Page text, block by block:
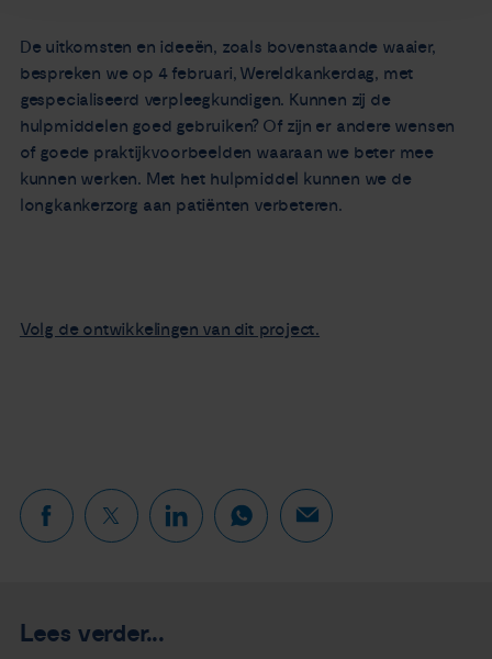
De uitkomsten en ideeën, zoals bovenstaande waaier,
bespreken we op 4 februari, Wereldkankerdag, met
gespecialiseerd verpleegkundigen. Kunnen zij de
hulpmiddelen goed gebruiken? Of zijn er andere wensen
of goede praktijkvoorbeelden waaraan we beter mee
kunnen werken. Met het hulpmiddel kunnen we de
longkankerzorg aan patiënten verbeteren.
Volg de ontwikkelingen van dit project.
Lees verder...